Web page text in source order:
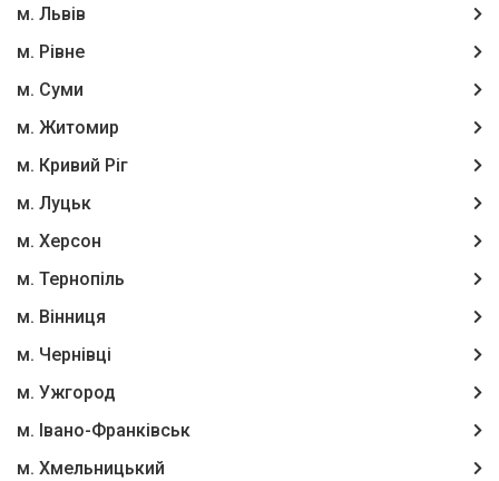
м. Львів
м. Рівне
м. Суми
м. Житомир
м. Кривий Ріг
м. Луцьк
м. Херсон
м. Тернопіль
м. Вінниця
м. Чернівці
м. Ужгород
м. Івано-Франківськ
м. Хмельницький